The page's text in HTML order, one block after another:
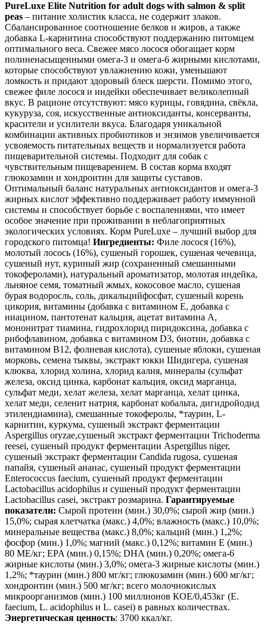
PureLuxe Elite Nutrition for adult dogs with salmon & split
peas – питание холистик класса, не содержит злаков.
Сбалансированное соотношение белков и жиров, а также
добавка L-карнитина способствуют поддержанию питомцем
оптимального веса. Свежее мясо лосося обогащает корм
полиненасыщенными омега-3 и омега-6 жирными кислотами,
которые способствуют увлажнению кожи, уменьшают
ломкость и придают здоровый блеск шерсти. Помимо этого,
свежее филе лосося и индейки обеспечивает великолепный
вкус. В рационе отсутствуют: мясо курицы, говядина, свёкла,
кукуруза, соя, искусственные антиоксиданты, консерванты,
красители и усилители вкуса. Благодаря уникальной
комбинации активных пробиотиков и энзимов увеличивается
усвояемость питательных веществ и нормализуется работа
пищеварительной системы. Подходит для собак с
чувствительным пищеварением. В состав корма входят
глюкозамин и хондроитин для защиты суставов.
Оптимальный баланс натуральных антиоксидантов и омега-3
жирных кислот эффективно поддерживает работу иммунной
системы и способствует борьбе с воспалениями, что имеет
особое значение при проживании в неблагоприятных
экологических условиях. Корм PureLuxe – лучший выбор для
городского питомца! Ингредиенты: Филе лосося (16%),
молотый лосось (16%), сушеный горошек, сушеная чечевица,
сушеный нут, куриный жир (сохраненный смешанными
токоферолами), натуральный ароматизатор, молотая индейка,
льняное семя, томатный жмых, кокосовое масло, сушеная
бурая водоросль, соль, дикальцийфосфат, сушеный корень
цикория, витамины (добавка с витамином Е, добавка с
ниацином, пантотенат кальция, ацетат витамина А,
мононитрат тиамина, гидрохлорид пиридоксина, добавка с
рибофлавином, добавка с витамином D3, биотин, добавка с
витамином B12, фолиевая кислота), сушеные яблоки, сушеная
морковь, семена тыквы, экстракт юкки Шидигера, сушеная
клюква, хлорид холина, хлорид калия, минералы (сульфат
железа, оксид цинка, карбонат кальция, оксид марганца,
сульфат меди, хелат железа, хелат марганца, хелат цинка,
хелат меди, селенит натрия, карбонат кобальта, дигидройодид
этилендиамина), смешанные токоферолы, *таурин, L-
карнитин, куркума, сушеный экстракт ферментации
Aspergillus oryzae,сушеный экстракт ферментации Trichoderma
reesei, сушеный продукт ферментации Aspergillus niger,
сушеный экстракт ферментации Candida rugosa, сушеная
папайя, сушеный ананас, сушеный продукт ферментации
Enterococcus faecium, сушеный продукт ферментации
Lactobacillus acidophilus и сушеный продукт ферментации
Lactobacillus casei, экстракт розмарина. Гарантируемые
показатели: Сырой протеин (мин.) 30,0%; сырой жир (мин.)
15,0%; сырая клетчатка (макс.) 4,0%; влажность (макс.) 10,0%;
минеральные вещества (макс.) 8,0%; кальций (мин.) 1,2%;
фосфор (мин.) 1,0%; магний (макс.) 0,12%; витамин Е (мин.)
80 МЕ/кг; EPA (мин.) 0,15%; DHA (мин.) 0,20%; омега-6
жирные кислоты (мин.) 3,0%; омега-3 жирные кислоты (мин.)
1,2%; *таурин (мин.) 800 мг/кг; глюкозамин (мин.) 600 мг/кг;
хондроитин (мин.) 500 мг/кг; всего молочнокислых
микроорганизмов (мин.) 100 миллионов КОЕ/0,453кг (E.
faecium, L. acidophilus и L. casei) в равных количествах.
Энергетическая ценность: 3700 ккал/кг.